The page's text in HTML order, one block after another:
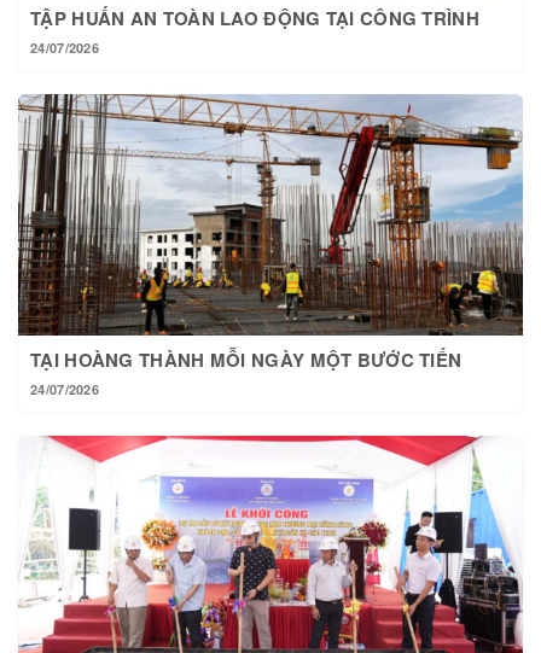
24/07/2026
TẠI HOÀNG THÀNH MỖI NGÀY MỘT BƯỚC TIẾN
24/07/2026